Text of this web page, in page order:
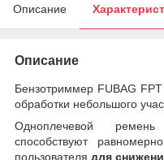
Описание
Описание
Бензотриммер FUBAG
обработки небольшого
Одноплечевой
способствуют
пользователя для